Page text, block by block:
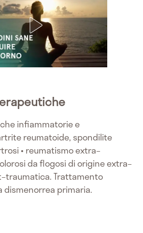
infiammatorie e
reumatoide, spondilite
• reumatismo extra–
da flogosi di origine extra–
Trattamento
dismenorrea primaria.